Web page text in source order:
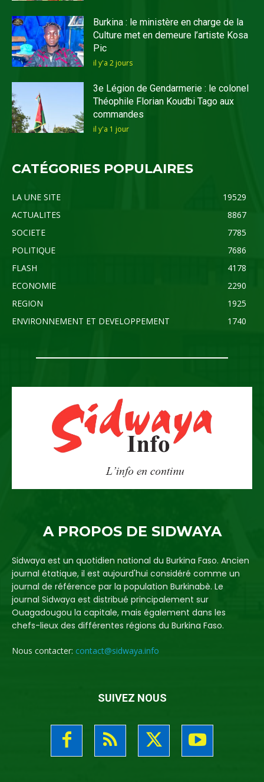
Burkina : le ministère en charge de la
Culture met en demeure l’artiste Kosa
Pic
il y'a 2 jours
3e Légion de Gendarmerie : le colonel
Théophile Florian Koudbi Tago aux
commandes
il y'a 1 jour
CATÉGORIES POPULAIRES
LA UNE SITE
19529
ACTUALITES
8867
SOCIETE
7785
POLITIQUE
7686
FLASH
4178
ECONOMIE
2290
REGION
1925
ENVIRONNEMENT ET DEVELOPPEMENT
1740
A PROPOS DE SIDWAYA
Sidwaya est un quotidien national du Burkina Faso. Ancien
journal étatique, il est aujourd'hui considéré comme un
journal de référence par la population Burkinabè. Le
journal Sidwaya est distribué principalement sur
Ouagadougou la capitale, mais également dans les
chefs-lieux des différentes régions du Burkina Faso.
Nous contacter: contact@sidwaya.info
SUIVEZ NOUS